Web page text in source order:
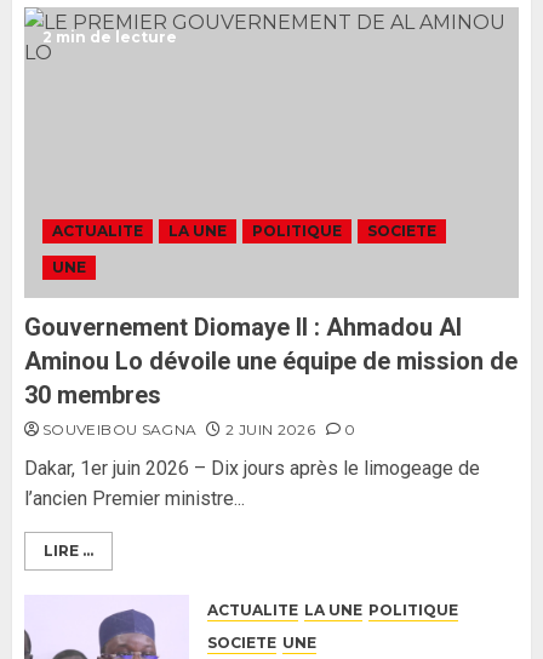
Ousmane Sonko rassure : «
3
gouvernement : PASTEF pose
2 min de lecture
ACTUALITE LA UNE POLITIQUE
SOCIETE
UNE
Gouvernement Diomaye II : Ahmadou Al
Aminou Lo dévoile une équipe de mission de
30 membres
SOUVEIBOU SAGNA 2 JUIN 2026 0
Dakar, 1er juin 2026 – Dix jours après le limogeage de
l’ancien Premier ministre...
LIRE ...
ACTUALITE LA UNE POLITIQUE
SOCIETE UNE